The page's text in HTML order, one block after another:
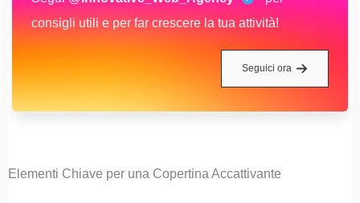
consigli utili e per far crescere la tua attività!
Seguici ora
Elementi Chiave per una Copertina Accattivante